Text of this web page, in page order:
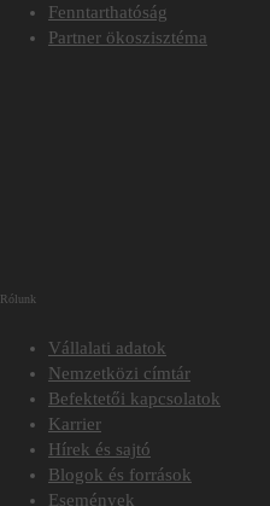
Fenntarthatóság
Partner ökoszisztéma
Rólunk
Vállalati adatok
Nemzetközi címtár
Befektetői kapcsolatok
Karrier
Hírek és sajtó
Blogok és források
Események